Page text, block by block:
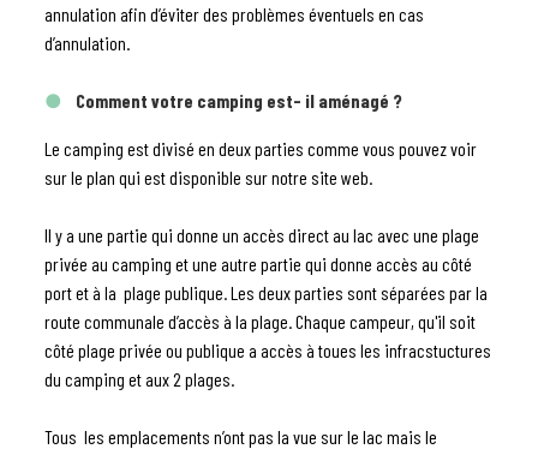
annulation afin d’éviter des problèmes éventuels en cas
d’annulation.
Comment votre camping est- il aménagé ?
Le camping est divisé en deux parties comme vous pouvez voir
sur le plan qui est disponible sur notre site web.
Il y a une partie qui donne un accès direct au lac avec une plage
privée au camping et une autre partie qui donne accès au côté
port et à la plage publique. Les deux parties sont séparées par la
route communale d’accès à la plage. Chaque campeur, qu'il soit
côté plage privée ou publique a accès à toues les infracstuctures
du camping et aux 2 plages.
Tous les emplacements n’ont pas la vue sur le lac mais le